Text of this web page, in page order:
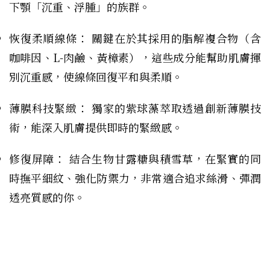
下顎「沉重、浮腫」的族群。
恢復柔順線條： 關鍵在於其採用的脂解複合物（含
咖啡因、L-肉鹼、黃樟素），這些成分能幫助肌膚揮
別沉重感，使線條回復平和與柔順。
薄膜科技緊緻： 獨家的紫球藻萃取透過創新薄膜技
術，能深入肌膚提供即時的緊緻感。
修復屏障： 結合生物甘露糖與積雪草，在緊實的同
時撫平細紋、強化防禦力，非常適合追求絲滑、彈潤
透亮質感的你。